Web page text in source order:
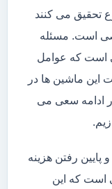
تحقیق می کنند
است. مسئله
است که عوامل
این ماشین ها در
ادامه سعی می
پایین رفتن هزینه
است که این